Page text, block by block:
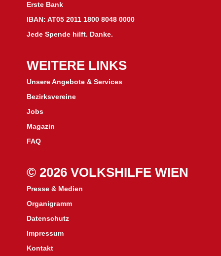
Erste Bank
IBAN: AT05 2011 1800 8048 0000
Jede Spende hilft. Danke.
WEITERE LINKS
Unsere Angebote & Services
Bezirksvereine
Jobs
Magazin
FAQ
© 2026 VOLKSHILFE WIEN
Presse & Medien
Organigramm
Datenschutz
Impressum
Kontakt